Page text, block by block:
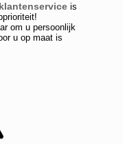
is
om u persoonlijk
u op maat is